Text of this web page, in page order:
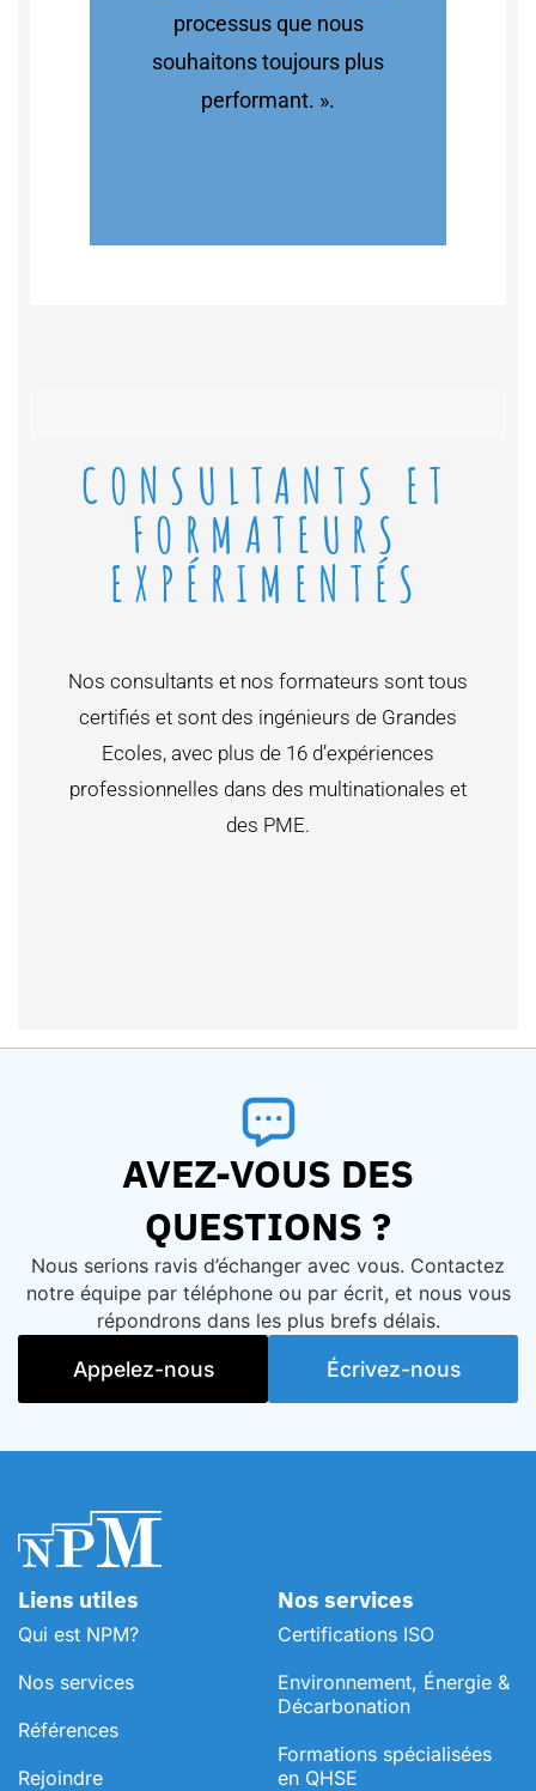
processus que nous
souhaitons toujours plus
performant. ».
CONSULTANTS ET
FORMATEURS
EXPÉRIMENTÉS
Nos consultants et nos formateurs sont tous
certifiés et sont des ingénieurs de Grandes
Ecoles, avec plus de 16 d’expériences
professionnelles dans des multinationales et
des PME.
AVEZ-VOUS DES
QUESTIONS ?
Nous serions ravis d’échanger avec vous. Contactez
notre équipe par téléphone ou par écrit, et nous vous
répondrons dans les plus brefs délais.
Appelez-nous Écrivez-nous
Liens utiles
Qui est NPM?
Nos services
Références
Rejoindre
Nos services
Certifications ISO
Environnement, Énergie &
Décarbonation
⁠Formations spécialisées
en QHSE